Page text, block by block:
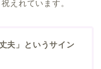
えれています。
夫」というサイン